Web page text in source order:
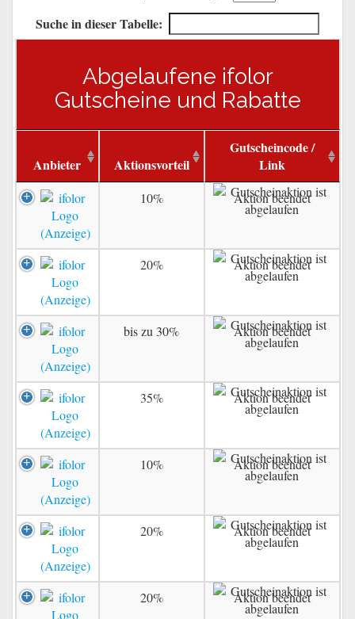
Suche in dieser Tabelle:
Abgelaufene ifolor
Gutscheine und Rabatte
Anbieter Aktionsvorteil
Gutscheincode /
Link
10% Aktion beendet
20% Aktion beendet
bis zu 30% Aktion beendet
35% Aktion beendet
10% Aktion beendet
20% Aktion beendet
20% Aktion beendet